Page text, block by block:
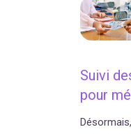
Suivi
pour